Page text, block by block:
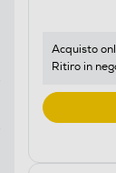
Acquisto
Ritiro in